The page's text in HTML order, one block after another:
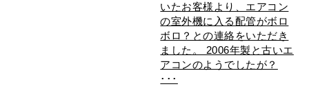
いたお客様より、エアコン
の室外機に入る配管がボロ
ボロ？との連絡をいただき
ました。 2006年製と古いエ
アコンのようでしたが？
･･･